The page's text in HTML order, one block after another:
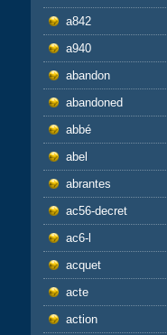
a842
a940
abandon
abandoned
abbé
abel
abrantes
ac56-decret
ac6-l
acquet
acte
action